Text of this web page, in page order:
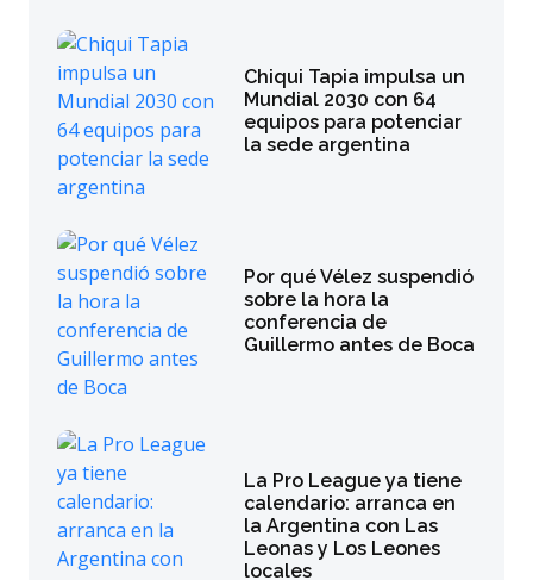
Chiqui Tapia impulsa un
Mundial 2030 con 64
equipos para potenciar
la sede argentina
Por qué Vélez suspendió
sobre la hora la
conferencia de
Guillermo antes de Boca
La Pro League ya tiene
calendario: arranca en
la Argentina con Las
Leonas y Los Leones
locales